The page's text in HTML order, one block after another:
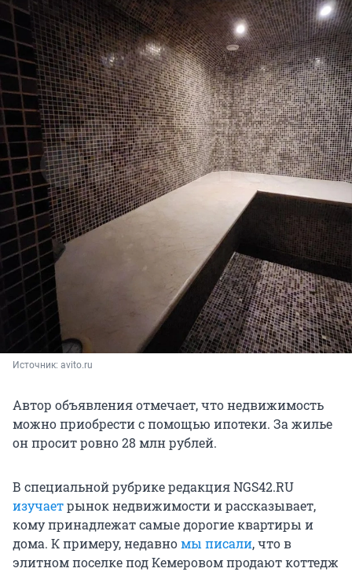
Источник: avito.ru
Автор объявления отмечает, что недвижимость
можно приобрести с помощью ипотеки. За жилье
он просит ровно 28 млн рублей.
В специальной рубрике редакция NGS42.RU
изучаетрынок недвижимости и рассказывает,
кому принадлежат самые дорогие квартиры и
дома. К примеру, недавномы писали, что в
элитном поселке под Кемеровом продают коттедж